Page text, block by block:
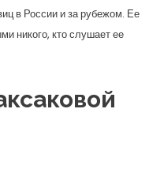
в России и за рубежом. Ее
никого, кто слушает ее